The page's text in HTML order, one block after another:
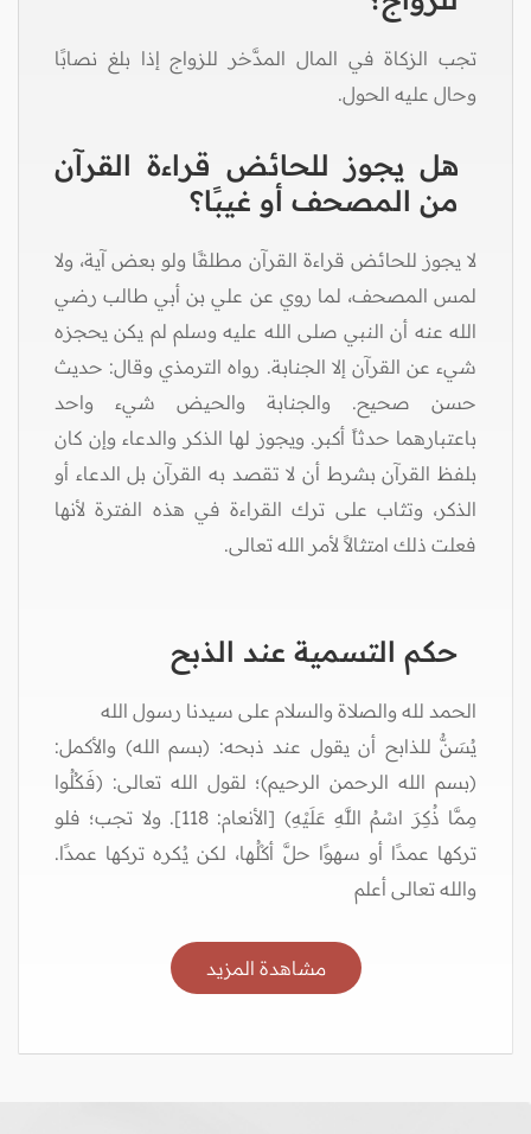
تجب الزكاة في المال المدَّخر للزواج إذا بلغ نصابًا
وحال عليه الحول.
هل يجوز للحائض قراءة القرآن
من المصحف أو غيبًا؟
لا يجوز للحائض قراءة القرآن مطلقًا ولو بعض آية، ولا
لمس المصحف، لما روي عن علي بن أبي طالب رضي
الله عنه أن النبي صلى الله عليه وسلم لم يكن يحجزه
شيء عن القرآن إلا الجنابة. رواه الترمذي وقال: حديث
حسن صحيح. والجنابة والحيض شيء واحد
باعتبارهما حدثاً أكبر. ويجوز لها الذكر والدعاء وإن كان
بلفظ القرآن بشرط أن لا تقصد به القرآن بل الدعاء أو
الذكر، وتثاب على ترك القراءة في هذه الفترة لأنها
فعلت ذلك امتثالاً لأمر الله تعالى.
حكم التسمية عند الذبح
الحمد لله والصلاة والسلام على سيدنا رسول الله
يُسَنُّ للذابح أن يقول عند ذبحه: (بسم الله) والأكمل:
(بسم الله الرحمن الرحيم)؛ لقول الله تعالى: (فَكُلُوا
مِمَّا ذُكِرَ اسْمُ اللَّهِ عَلَيْهِ) [الأنعام: 118]. ولا تجب؛ فلو
تركها عمدًا أو سهوًا حلَّ أكْلُها، لكن يُكره تركها عمدًا.
والله تعالى أعلم
مشاهدة المزيد